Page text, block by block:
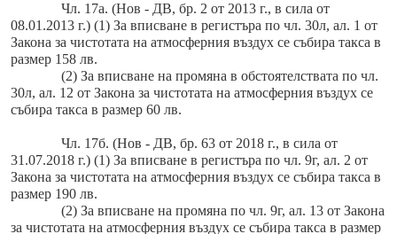
Чл. 17а. (Нов - ДВ, бр. 2 от 2013 г., в сила от
08.01.2013 г.) (1) За вписване в регистъра по чл. 30л, ал. 1 от
Закона за чистотата на атмосферния въздух се събира такса в
размер 158 лв.
(2) За вписване на промяна в обстоятелствата по чл.
30л, ал. 12 от Закона за чистотата на атмосферния въздух се
събира такса в размер 60 лв.
Чл. 17б. (Нов - ДВ, бр. 63 от 2018 г., в сила от
31.07.2018 г.) (1) За вписване в регистъра по чл. 9г, ал. 2 от
Закона за чистотата на атмосферния въздух се събира такса в
размер 190 лв.
(2) За вписване на промяна по чл. 9г, ал. 13 от Закона
за чистотата на атмосферния въздух се събира такса в размер